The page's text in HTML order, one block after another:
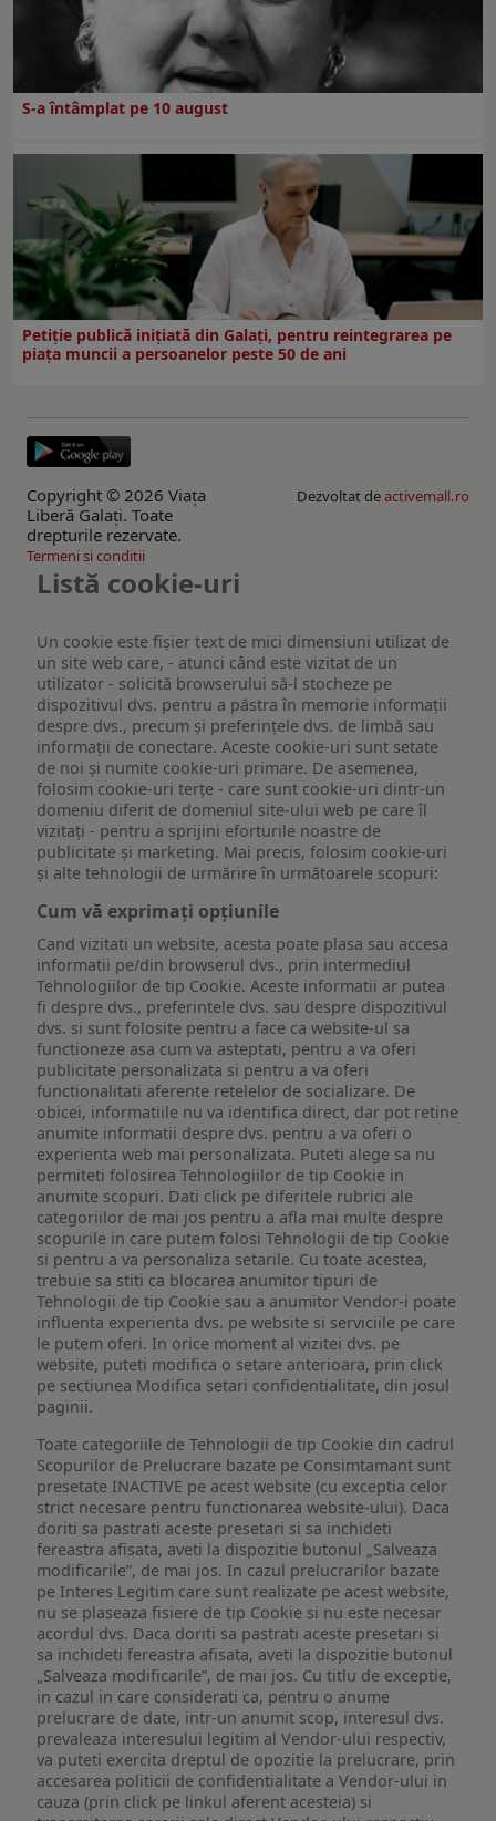
S-a întâmplat pe 10 august
Petiție publică inițiată din Galați, pentru reintegrarea pe
piața muncii a persoanelor peste 50 de ani
Copyright © 2026 Viaţa
Liberă Galaţi. Toate
drepturile rezervate.
Dezvoltat deactivemall.ro
Termeni si conditii
Listă cookie-uri
Un cookie este fişier text de mici dimensiuni utilizat de
un site web care, - atunci când este vizitat de un
utilizator - solicită browserului să-l stocheze pe
dispozitivul dvs. pentru a păstra în memorie informații
despre dvs., precum și preferințele dvs. de limbă sau
informații de conectare. Aceste cookie-uri sunt setate
de noi și numite cookie-uri primare. De asemenea,
folosim cookie-uri terțe - care sunt cookie-uri dintr-un
domeniu diferit de domeniul site-ului web pe care îl
vizitați - pentru a sprijini eforturile noastre de
publicitate și marketing. Mai precis, folosim cookie-uri
și alte tehnologii de urmărire în următoarele scopuri:
Cum vă exprimați opțiunile
Cand vizitati un website, acesta poate plasa sau accesa
informatii pe/din browserul dvs., prin intermediul
Tehnologiilor de tip Cookie. Aceste informatii ar putea
fi despre dvs., preferintele dvs. sau despre dispozitivul
dvs. si sunt folosite pentru a face ca website-ul sa
functioneze asa cum va asteptati, pentru a va oferi
publicitate personalizata si pentru a va oferi
functionalitati aferente retelelor de socializare. De
obicei, informatiile nu va identifica direct, dar pot retine
anumite informatii despre dvs. pentru a va oferi o
experienta web mai personalizata. Puteti alege sa nu
permiteti folosirea Tehnologiilor de tip Cookie in
anumite scopuri. Dati click pe diferitele rubrici ale
categoriilor de mai jos pentru a afla mai multe despre
scopurile in care putem folosi Tehnologii de tip Cookie
si pentru a va personaliza setarile. Cu toate acestea,
trebuie sa stiti ca blocarea anumitor tipuri de
Tehnologii de tip Cookie sau a anumitor Vendor-i poate
influenta experienta dvs. pe website si serviciile pe care
le putem oferi. In orice moment al vizitei dvs. pe
website, puteti modifica o setare anterioara, prin click
pe sectiunea Modifica setari confidentialitate, din josul
paginii.
Toate categoriile de Tehnologii de tip Cookie din cadrul
Scopurilor de Prelucrare bazate pe Consimtamant sunt
presetate INACTIVE pe acest website (cu exceptia celor
strict necesare pentru functionarea website-ului). Daca
doriti sa pastrati aceste presetari si sa inchideti
fereastra afisata, aveti la dispozitie butonul „Salveaza
modificarile”, de mai jos. In cazul prelucrarilor bazate
pe Interes Legitim care sunt realizate pe acest website,
nu se plaseaza fisiere de tip Cookie si nu este necesar
acordul dvs. Daca doriti sa pastrati aceste presetari si
sa inchideti fereastra afisata, aveti la dispozitie butonul
„Salveaza modificarile”, de mai jos. Cu titlu de exceptie,
in cazul in care considerati ca, pentru o anume
prelucrare de date, intr-un anumit scop, interesul dvs.
prevaleaza interesului legitim al Vendor-ului respectiv,
va puteti exercita dreptul de opozitie la prelucrare, prin
accesarea politicii de confidentialitate a Vendor-ului in
cauza (prin click pe linkul aferent acesteia) si